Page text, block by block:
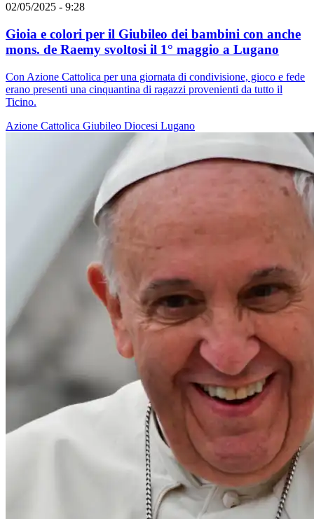
02/05/2025 - 9:28
Gioia e colori per il Giubileo dei bambini con anche
mons. de Raemy svoltosi il 1° maggio a Lugano
Con Azione Cattolica per una giornata di condivisione, gioco e fede
erano presenti una cinquantina di ragazzi provenienti da tutto il
Ticino.
Azione Cattolica Giubileo Diocesi Lugano